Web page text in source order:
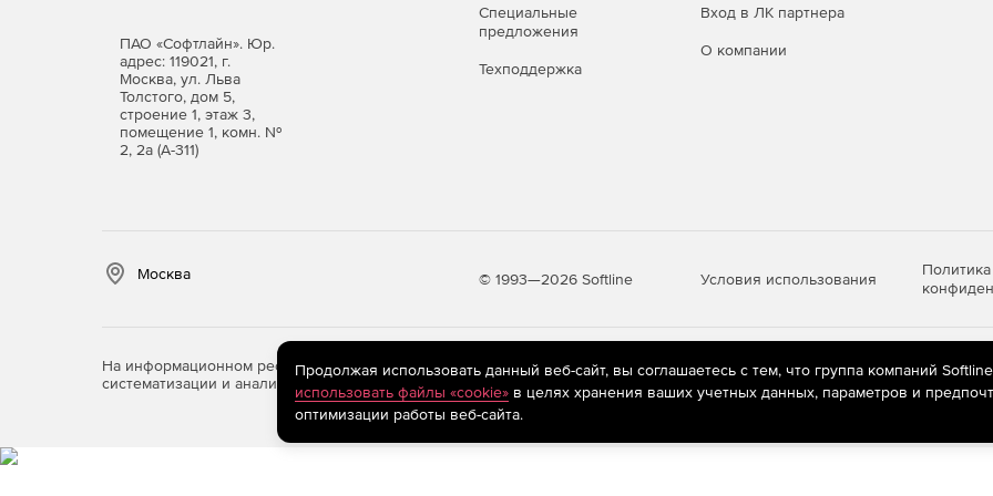
Простота внедрения. Импорт данных из популярных TMS и табличных форматов упрощает переход
на DoQA, минимизируя необходимость ручного переноса информации.
Наглядность аналитики. Визуализированные метрики и отчеты дают объективную картину качества
продукта и эффективности тестирования, что полезно для принятия управленческих решений.
Безопасность данных. Каждая компания работает в отдельной изолированной базе данных, что
Соответствие требованиям импортозамещения. Продукт включен в Реестр отечественного ПО, что
актуально для организаций, работающих с критической инфраструктурой.
Стабильность и отказоустойчивость. Платформа разворачивается в облачной или серверной
ПАО «Софтлайн». Юр.
адрес: 119021, г.
Москва, ул. Льва
Толстого, дом 5,
строение 1, этаж 3,
помещение 1, комн. №
2, 2а (А-311)
Специальные
предложения
Техподдержка
Вход в ЛК партнера
О компании
Москва © 1993—2026 Softline Условия использования
Политика
На информационном ресурсе store.softline.ru применяютсярекомендательные технологии(информационные технологии
систематизации и анализа сведений, относящихся к предпочтениям пользователей сети «Интернет», находящихся на
Продолжая использовать данный веб-сайт, вы соглашаетесь с тем, что группа компаний
использовать файлы «cookie»в целях хранения ваших учетных данных, параметров и
оптимизации работы веб-сайта.